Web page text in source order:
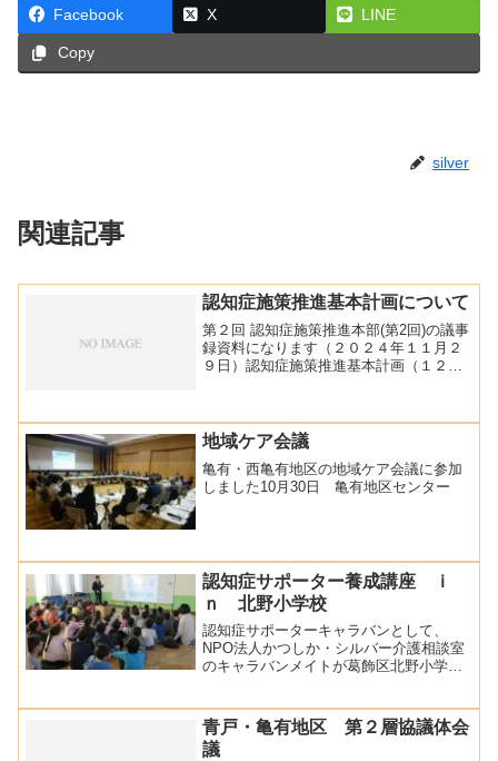
Facebook X LINE
Copy
silver
関連記事
認知症施策推進基本計画について
第２回 認知症施策推進本部(第2回)の議事
録資料になります（２０２４年１１月２
９日）認知症施策推進基本計画（１２月
地域ケア会議
亀有・西亀有地区の地域ケア会議に参加
しました10月30日 亀有地区センター
認知症サポーター養成講座 ｉ
ｎ 北野小学校
認知症サポーターキャラバンとして、
NPO法人かつしか・シルバー介護相談室
のキャラバンメイトが葛飾区北野小学校
様、「認知症サポーター養成講座・小学
生版」の内容を、ロールプ...
青戸・亀有地区 第２層協議体会
議